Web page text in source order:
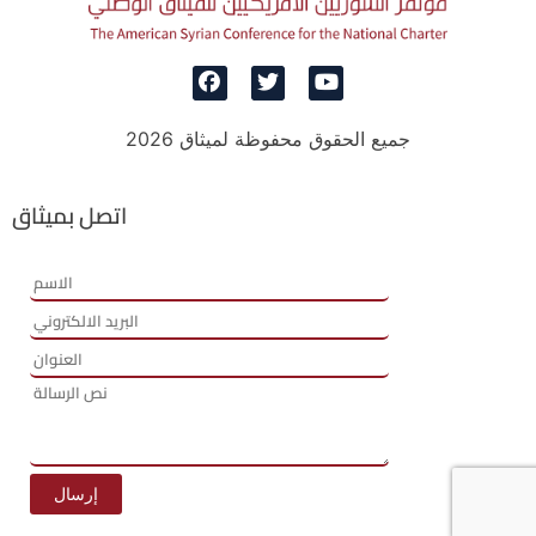
جميع الحقوق محفوظة لميثاق 2026
اتصل بميثاق